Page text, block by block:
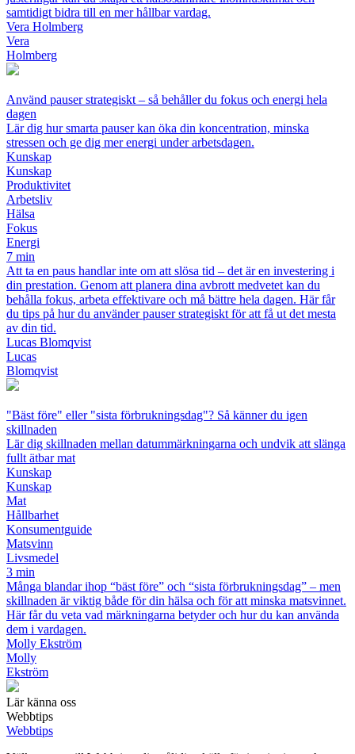
samtidigt bidra till en mer hållbar vardag.
Vera Holmberg
Vera
Holmberg
Använd pauser strategiskt – så behåller du fokus och energi hela
dagen
Lär dig hur smarta pauser kan öka din koncentration, minska
stressen och ge dig mer energi under arbetsdagen.
Kunskap
Kunskap
Produktivitet
Arbetsliv
Hälsa
Fokus
Energi
7 min
Att ta en paus handlar inte om att slösa tid – det är en investering i
din prestation. Genom att planera dina avbrott medvetet kan du
behålla fokus, arbeta effektivare och må bättre hela dagen. Här får
du tips på hur du använder pauser strategiskt för att få ut det mesta
av din tid.
Lucas Blomqvist
Lucas
Blomqvist
"Bäst före" eller "sista förbrukningsdag"? Så känner du igen
skillnaden
Lär dig skillnaden mellan datummärkningarna och undvik att slänga
fullt ätbar mat
Kunskap
Kunskap
Mat
Hållbarhet
Konsumentguide
Matsvinn
Livsmedel
3 min
Många blandar ihop “bäst före” och “sista förbrukningsdag” – men
skillnaden är viktig både för din hälsa och för att minska matsvinnet.
Här får du veta vad märkningarna betyder och hur du kan använda
dem i vardagen.
Molly Ekström
Molly
Ekström
Lär känna oss
Webbtips
Webbtips